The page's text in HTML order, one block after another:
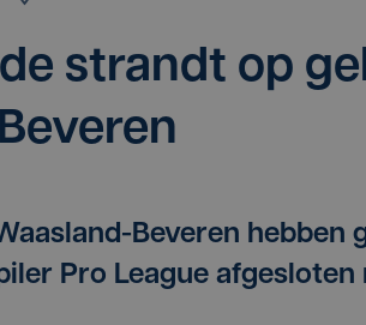
strandt op
Beveren hebben
Pro League afgesloten